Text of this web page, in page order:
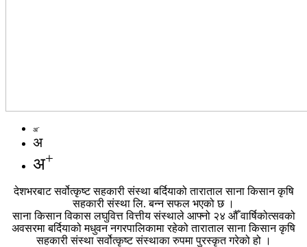
अ-
अ
अ+
देशभरबाट सर्वोत्कृष्ट सहकारी संस्था बर्दियाको ताराताल साना किसान कृषि
सहकारी संस्था लि. बन्न सफल भएको छ ।
साना किसान विकास लघुवित्त वित्तीय संस्थाले आफ्नो २४ औँ वार्षिकोत्सवको
अवसरमा बर्दियाको मधुवन नगरपालिकामा रहेको ताराताल साना किसान कृषि
सहकारी संस्था सर्वोत्कृष्ट संस्थाका रुपमा पुरस्कृत गरेको हो ।